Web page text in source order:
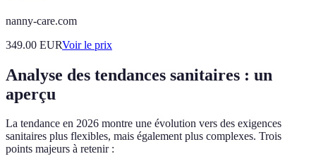
nanny-care.com
349.00 EURVoir le prix
Analyse des tendances sanitaires : un
aperçu
La tendance en 2026 montre une évolution vers des exigences
sanitaires plus flexibles, mais également plus complexes. Trois
points majeurs à retenir :